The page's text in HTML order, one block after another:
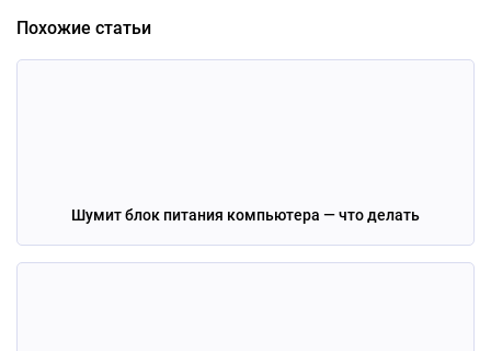
Похожие статьи
Шумит блок питания компьютера — что делать